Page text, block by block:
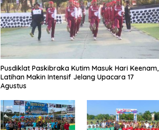
Pusdiklat Paskibraka Kutim Masuk Hari Keenam,
Latihan Makin Intensif Jelang Upacara 17
Agustus